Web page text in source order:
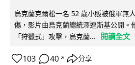
烏克蘭克爾松一名 52 歲小販被俄軍無
傷，影片由烏克蘭總統澤連斯基公開。
「狩獵式」攻擊，烏克蘭...
閱讀全文
103 40 ↗ 分享